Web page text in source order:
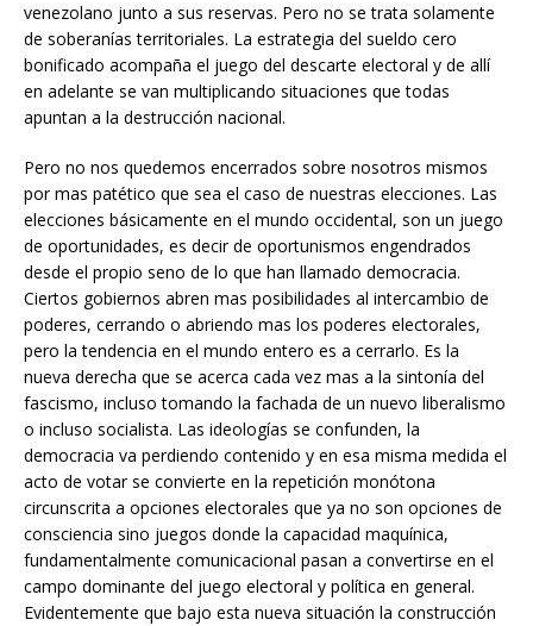
venezolano junto a sus reservas. Pero no se trata solamente
de soberanías territoriales. La estrategia del sueldo cero
bonificado acompaña el juego del descarte electoral y de allí
en adelante se van multiplicando situaciones que todas
apuntan a la destrucción nacional.
Pero no nos quedemos encerrados sobre nosotros mismos
por mas patético que sea el caso de nuestras elecciones. Las
elecciones básicamente en el mundo occidental, son un juego
de oportunidades, es decir de oportunismos engendrados
desde el propio seno de lo que han llamado democracia.
Ciertos gobiernos abren mas posibilidades al intercambio de
poderes, cerrando o abriendo mas los poderes electorales,
pero la tendencia en el mundo entero es a cerrarlo. Es la
nueva derecha que se acerca cada vez mas a la sintonía del
fascismo, incluso tomando la fachada de un nuevo liberalismo
o incluso socialista. Las ideologías se confunden, la
democracia va perdiendo contenido y en esa misma medida el
acto de votar se convierte en la repetición monótona
circunscrita a opciones electorales que ya no son opciones de
consciencia sino juegos donde la capacidad maquínica,
fundamentalmente comunicacional pasan a convertirse en el
campo dominante del juego electoral y política en general.
Evidentemente que bajo esta nueva situación la construcción